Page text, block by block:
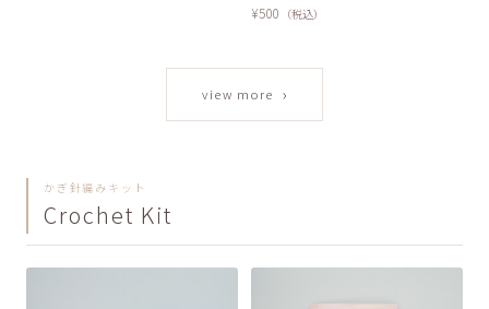
¥500 （税込）
view more ›
かぎ針編みキット
Crochet Kit